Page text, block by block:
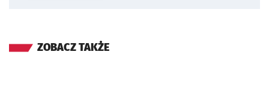
ZOBACZ TAKŻE